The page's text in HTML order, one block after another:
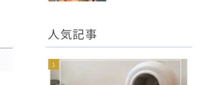
人気記事